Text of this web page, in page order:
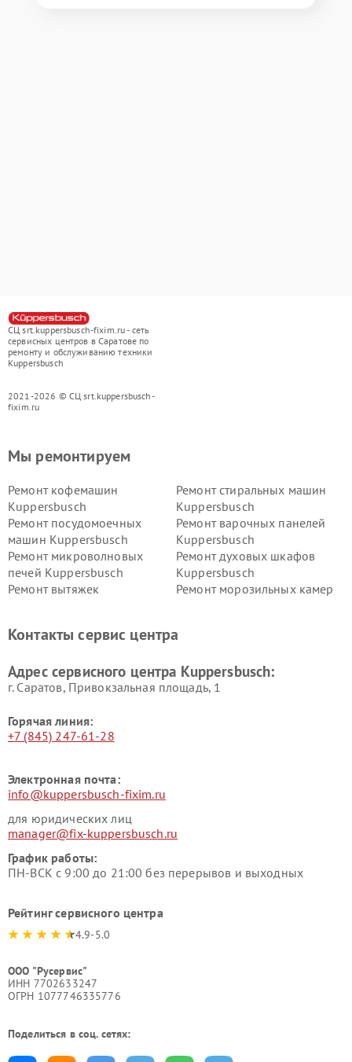
СЦ srt.kuppersbusch-fixim.ru - сеть
сервисных центров в Саратове по
ремонту и обслуживанию техники
Kuppersbusch
2021-2026 © СЦ srt.kuppersbusch-
fixim.ru
Мы ремонтируем
Ремонт кофемашин
Kuppersbusch
Ремонт стиральных машин
Kuppersbusch
Ремонт посудомоечных
машин Kuppersbusch
Ремонт варочных панелей
Kuppersbusch
Ремонт микроволновых
печей Kuppersbusch
Ремонт духовых шкафов
Kuppersbusch
Ремонт вытяжек
Ремонт морозильных камер
Kuppersbusch
вакуумных упаковщиков
Ремонт сушильных машин Kuppersbusch
Контакты сервис центра
Адрес сервисного центра Kuppersbusch:
г. Саратов, Привокзальная площадь, 1
Горячая линия:
+7 (845) 247-61-28
Электронная почта:
info@kuppersbusch-fixim.ru
для юридических лиц
manager@fix-kuppersbusch.ru
График работы:
ПН-ВСК с 9:00 до 21:00 без перерывов и выходных
Рейтинг сервисного центра
4.9-5.0
ООО "Русервис"
ИНН 7702633247
ОГРН 1077746335776
Поделиться в соц. сетях: